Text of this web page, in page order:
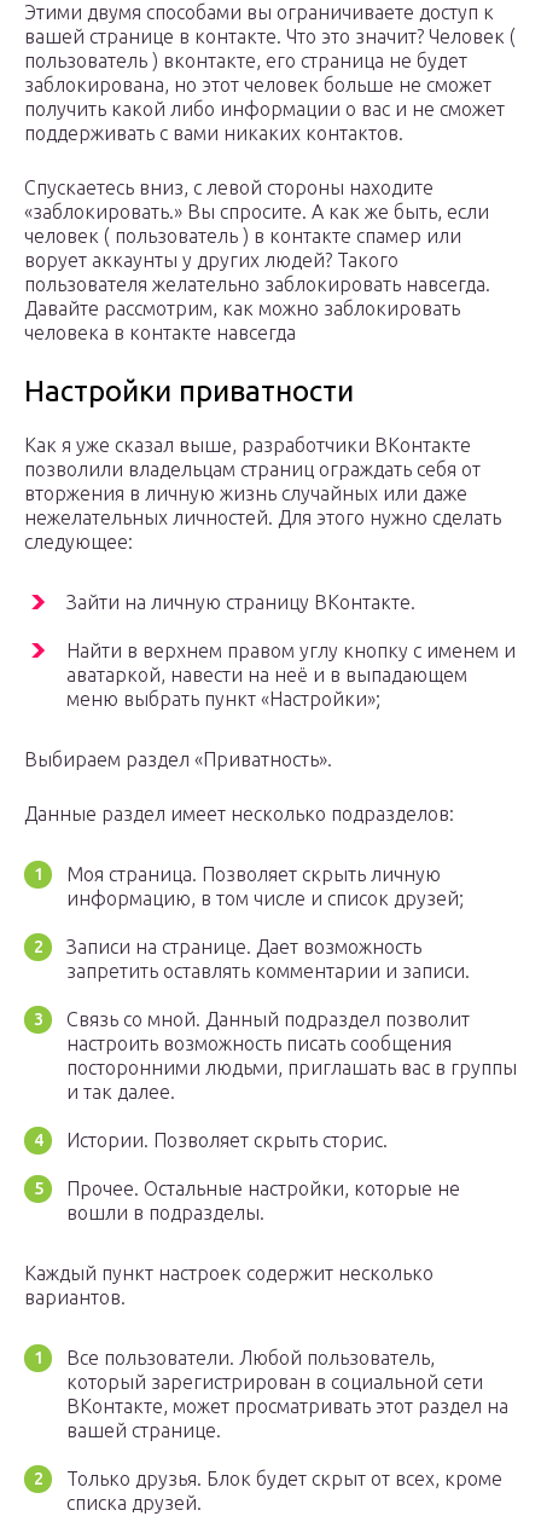
Этими двумя способами вы ограничиваете доступ к
вашей странице в контакте. Что это значит? Человек (
пользователь ) вконтакте, его страница не будет
заблокирована, но этот человек больше не сможет
получить какой либо информации о вас и не сможет
поддерживать с вами никаких контактов.
Спускаетесь вниз, с левой стороны находите
«заблокировать.» Вы спросите. А как же быть, если
человек ( пользователь ) в контакте спамер или
ворует аккаунты у других людей? Такого
пользователя желательно заблокировать навсегда.
Давайте рассмотрим, как можно заблокировать
человека в контакте навсегда
Настройки приватности
Как я уже сказал выше, разработчики ВКонтакте
позволили владельцам страниц ограждать себя от
вторжения в личную жизнь случайных или даже
нежелательных личностей. Для этого нужно сделать
следующее:
Зайти на личную страницу ВКонтакте.
Найти в верхнем правом углу кнопку с именем и
аватаркой, навести на неё и в выпадающем
меню выбрать пункт «Настройки»;
Выбираем раздел «Приватность».
Данные раздел имеет несколько подразделов:
Моя страница. Позволяет скрыть личную
информацию, в том числе и список друзей;
Записи на странице. Дает возможность
запретить оставлять комментарии и записи.
Связь со мной. Данный подраздел позволит
настроить возможность писать сообщения
посторонними людьми, приглашать вас в группы
и так далее.
Истории. Позволяет скрыть сторис.
Прочее. Остальные настройки, которые не
вошли в подразделы.
Каждый пункт настроек содержит несколько
вариантов.
Все пользователи. Любой пользователь,
который зарегистрирован в социальной сети
ВКонтакте, может просматривать этот раздел на
вашей странице.
Только друзья. Блок будет скрыт от всех, кроме
списка друзей.